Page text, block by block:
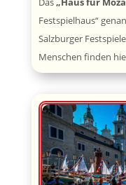
Festspielhaus“
Salzburger
Menschen finden